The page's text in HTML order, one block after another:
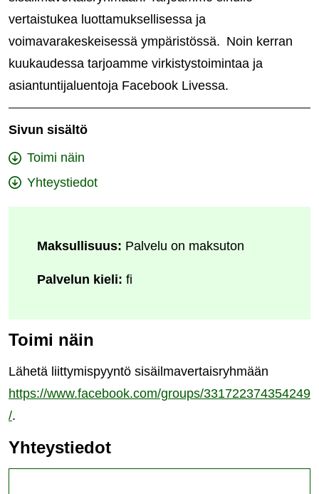
vertaistukea luottamuksellisessa ja
voimavarakeskeisessä ympäristössä. Noin kerran
kuukaudessa tarjoamme virkistystoimintaa ja
asiantuntijaluentoja Facebook Livessa.
Sivun sisältö
Toimi näin
Yhteystiedot
Maksullisuus: Palvelu on maksuton
Palvelun kieli: fi
Toimi näin
Lähetä liittymispyyntö sisäilmavertaisryhmään
https://www.facebook.com/groups/331722374354249
/.
Yhteystiedot